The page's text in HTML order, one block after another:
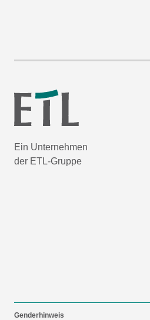
Ein Unternehmen
der ETL-Gruppe
Genderhinweis